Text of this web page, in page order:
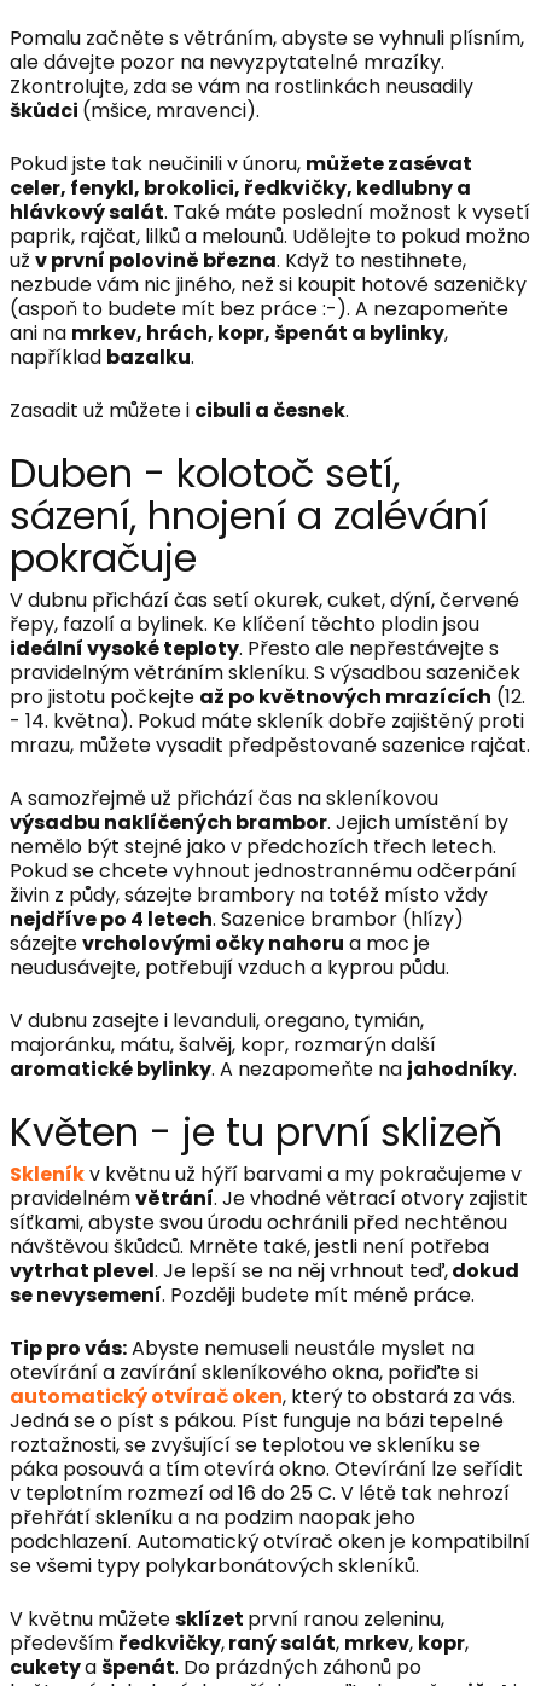
Pomalu začněte s větráním, abyste se vyhnuli plísním,
ale dávejte pozor na nevyzpytatelné mrazíky.
Zkontrolujte, zda se vám na rostlinkách neusadily
škůdci (mšice, mravenci).
Pokud jste tak neučinili v únoru, můžete zasévat
celer, fenykl, brokolici, ředkvičky, kedlubny a
hlávkový salát. Také máte poslední možnost k vysetí
paprik, rajčat, lilků a melounů. Udělejte to pokud možno
už v první polovině března. Když to nestihnete,
nezbude vám nic jiného, než si koupit hotové sazeničky
(aspoň to budete mít bez práce :-). A nezapomeňte
ani na mrkev, hrách, kopr, špenát a bylinky,
například bazalku.
Zasadit už můžete i cibuli a česnek.
Duben - kolotoč setí,
sázení, hnojení a zalévání
pokračuje
V dubnu přichází čas setí okurek, cuket, dýní, červené
řepy, fazolí a bylinek. Ke klíčení těchto plodin jsou
ideální vysoké teploty. Přesto ale nepřestávejte s
pravidelným větráním skleníku. S výsadbou sazeniček
pro jistotu počkejte až po květnových mrazících (12.
- 14. května). Pokud máte skleník dobře zajištěný proti
mrazu, můžete vysadit předpěstované sazenice rajčat.
A samozřejmě už přichází čas na skleníkovou
výsadbu naklíčených brambor. Jejich umístění by
nemělo být stejné jako v předchozích třech letech.
Pokud se chcete vyhnout jednostrannému odčerpání
živin z půdy, sázejte brambory na totéž místo vždy
nejdříve po 4 letech. Sazenice brambor (hlízy)
sázejtevrcholovými očky nahoru a moc je
neudusávejte, potřebují vzduch a kyprou půdu.
V dubnu zasejte i levanduli, oregano, tymián,
majoránku, mátu, šalvěj, kopr, rozmarýn další
aromatické bylinky. A nezapomeňte na jahodníky.
Květen - je tu první sklizeň
Skleníkv květnu už hýří barvami a my pokračujeme v
pravidelnémvětrání. Je vhodné větrací otvory zajistit
síťkami, abyste svou úrodu ochránili před nechtěnou
návštěvou škůdců. Mrněte také, jestli není potřeba
vytrhat plevel. Je lepší se na něj vrhnout teď,dokud
se nevysemení. Později budete mít méně práce.
Tip pro vás:Abyste nemuseli neustále myslet na
otevírání a zavírání skleníkového okna, pořiďte si
automatický otvírač oken, který to obstará za vás.
Jedná se o píst s pákou. Píst funguje na bázi tepelné
roztažnosti, se zvyšující se teplotou ve skleníku se
páka posouvá a tím otevírá okno. Otevírání lze seřídit
v teplotním rozmezí od 16 do 25 C. V létě tak nehrozí
přehřátí skleníku a na podzim naopak jeho
podchlazení. Automatický otvírač oken je kompatibilní
se všemi typy polykarbonátových skleníků.
V květnu můžetesklízet první ranou zeleninu,
především ředkvičky,raný salát, mrkev, kopr,
cuketyašpenát. Do prázdných záhonů po